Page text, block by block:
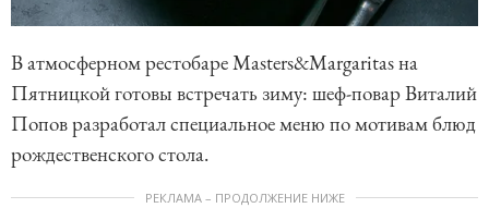
В атмосферном рестобаре Masters&Margaritas на
Пятницкой готовы встречать зиму: шеф-повар Виталий
Попов разработал специальное меню по мотивам блюд
рождественского стола.
РЕКЛАМА – ПРОДОЛЖЕНИЕ НИЖЕ